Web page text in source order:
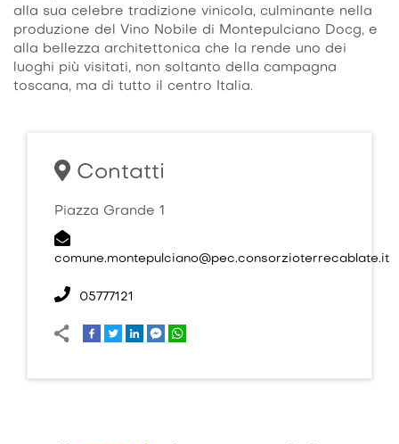
alla sua celebre tradizione vinicola, culminante nella
produzione del Vino Nobile di Montepulciano Docg, e
alla bellezza architettonica che la rende uno dei
luoghi più visitati, non soltanto della campagna
toscana, ma di tutto il centro Italia.
Contatti
Piazza Grande 1
comune.montepulciano@pec.consorzioterrecablate.it
05777121